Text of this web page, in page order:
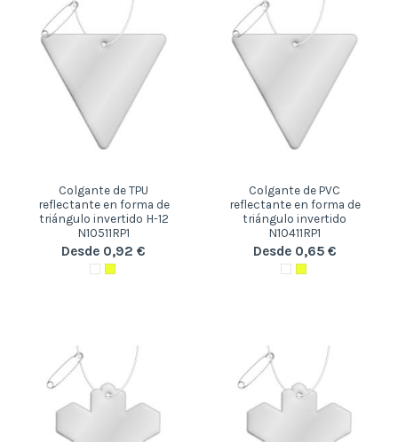
Colgante de TPU
reflectante en forma de
triángulo invertido H-12
N10511RP1
Desde 0,92 €
Colgante de PVC
reflectante en forma de
triángulo invertido
N10411RP1
Desde 0,65 €